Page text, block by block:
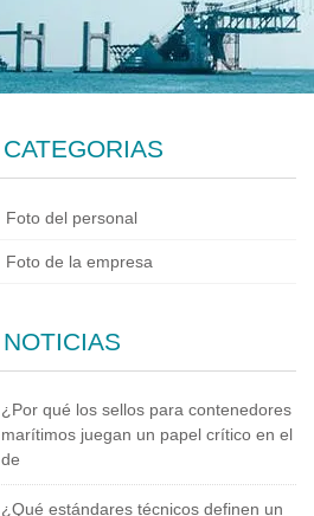
CATEGORIAS
Foto del personal
Foto de la empresa
NOTICIAS
¿Por qué los sellos para contenedores
marítimos juegan un papel crítico en el
de
¿Qué estándares técnicos definen un